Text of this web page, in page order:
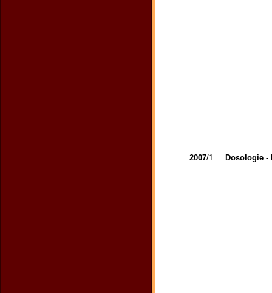
2007/1 Dosologie -